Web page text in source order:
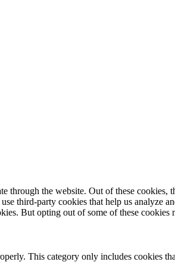
the website. Out of these cookies,
third-party cookies that help us analyze
But opting out of some of these
This category only includes cookies